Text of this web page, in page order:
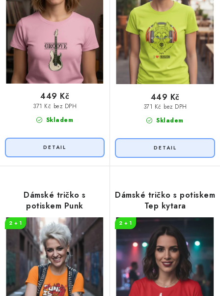
Skladem
371 Kč bez DPH
449 Kč
Skladem
371 Kč bez DPH
449 Kč
Dámské tričko s
potiskem Punk
2 + 1
Dámské tričko s potiskem
Tep kytara
2 + 1